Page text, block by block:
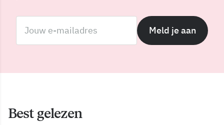
Meld je aan
Best gelezen